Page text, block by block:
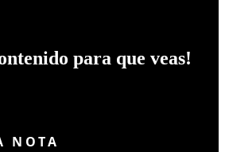
para que veas!
NOTA